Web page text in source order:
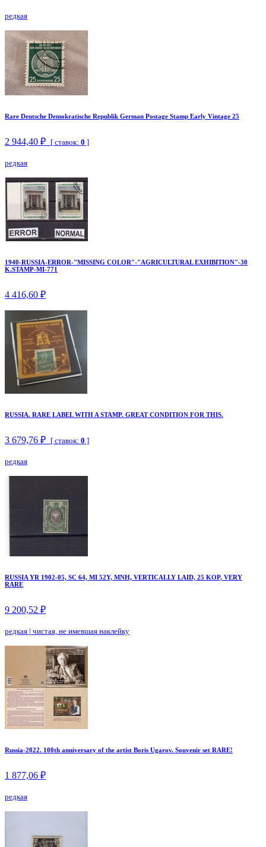
редкая
Rare Deutsche Demokratische Republik German Postage Stamp Early Vintage 25
2 944,40 ₽ [ ставок: 0 ]
редкая
1940-RUSSIA-ERROR-"MISSING COLOR"-"AGRICULTURAL EXHIBITION"-30
K.STAMP-MI-771
4 416,60 ₽
RUSSIA. RARE LABEL WITH A STAMP. GREAT CONDITION FOR THIS.
3 679,76 ₽ [ ставок: 0 ]
редкая
RUSSIA YR 1902-05, SC 64, MI 52Y, MNH, VERTICALLY LAID, 25 KOP, VERY
RARE
9 200,52 ₽
редкая | чистая, не имевшая наклейку
Russia-2022. 100th anniversary of the artist Boris Ugarov. Souvenir set RARE!
1 877,06 ₽
редкая